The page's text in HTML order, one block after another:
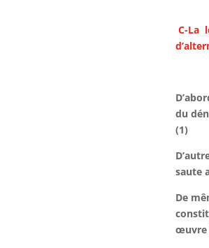
C-La
du
(1)
saute
De
œuvre